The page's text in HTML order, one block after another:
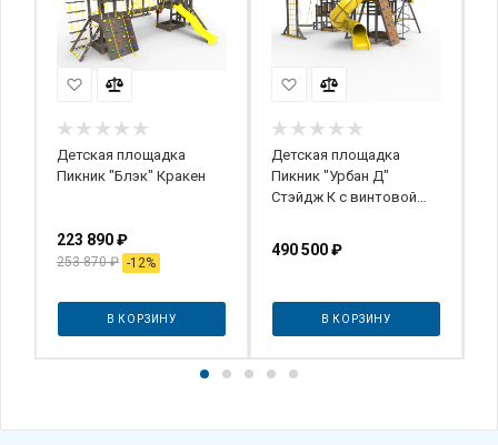
Детская площадка
Пикник "Блэк" Кракен
223 890₽
253 870₽ -12%
В КОРЗИНУ
Детская площадка
Пикник "Урбан Д"
Стэйдж К с винтовой
490 500₽
В КОРЗИНУ